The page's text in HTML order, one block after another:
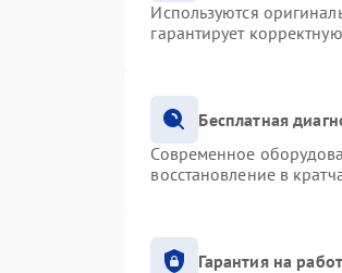
Используются
гарантирует
Бесплатная
Современное
восстановление в
Гарантия на